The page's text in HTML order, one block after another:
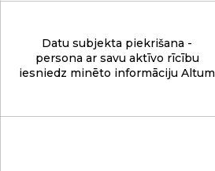
Datu subjekta piekrišana -
persona ar savu aktīvo rīcību
iesniedz minēto informāciju Altum